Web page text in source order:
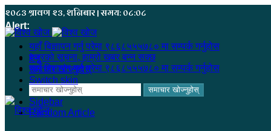
२०८३ श्रावण २३, शनिबार | समय: ०८:०८
Alert:
यहाँ बिज्ञापन गर्नु परेमा ९८६८५५५७८० मा सम्पर्क गर्नुहोस
हजुरको सूचना, हाम्रो खबर बन्न सक्छ
यहाँ बिज्ञापन गर्नु परेमा ९८६८५५५७८० मा सम्पर्क गर्नुहोस
समाचार खोज्नुहोस्
Sidebar
Random Article
मेनू
समाचार खोज्नुहोस्
Switch skin